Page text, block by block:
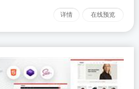
详情 在线预览